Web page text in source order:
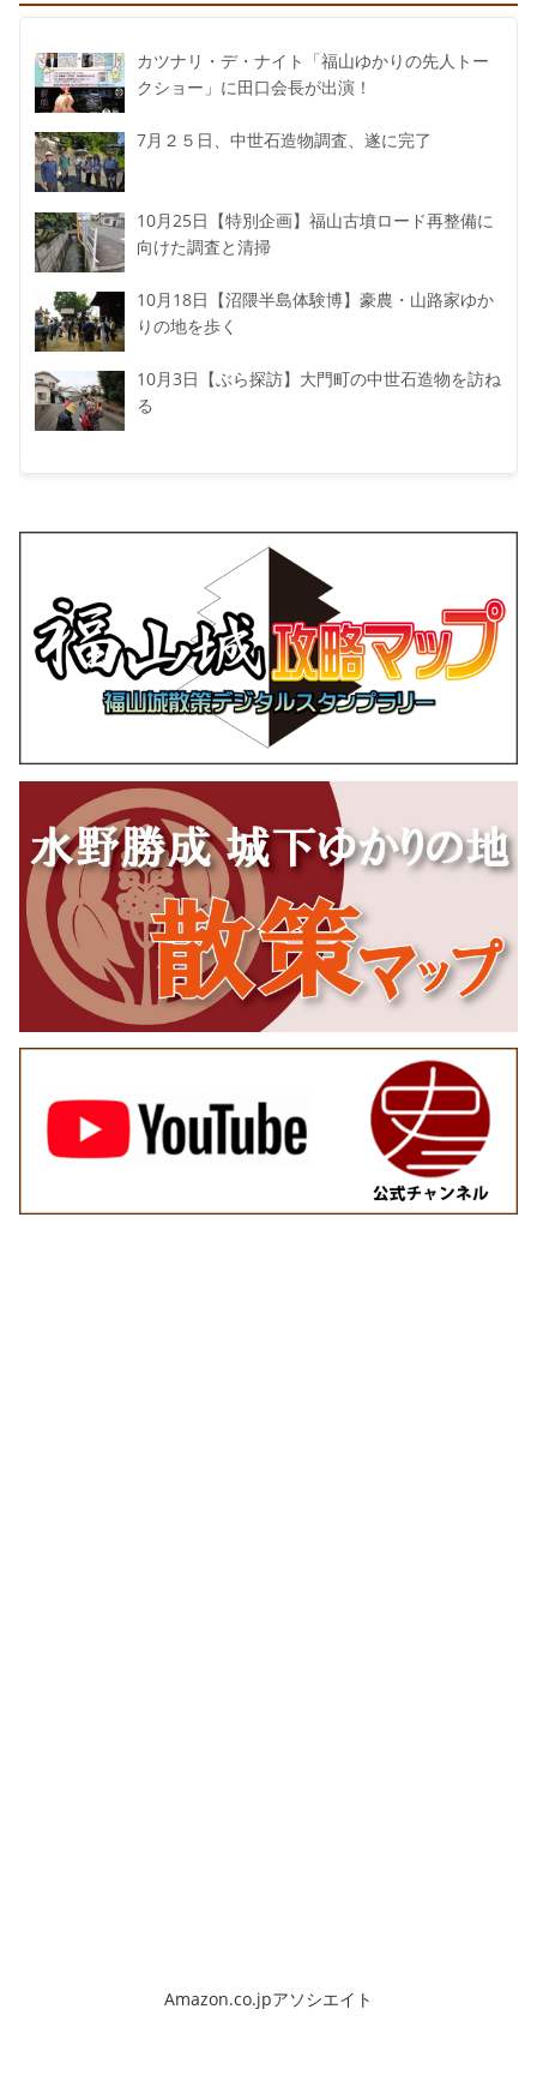
カツナリ・デ・ナイト「福山ゆかりの先人トー
クショー」に田口会長が出演！
7月２５日、中世石造物調査、遂に完了
10月25日【特別企画】福山古墳ロード再整備に
向けた調査と清掃
10月18日【沼隈半島体験博】豪農・山路家ゆか
りの地を歩く
10月3日【ぶら探訪】大門町の中世石造物を訪ね
る
Amazon.co.jpアソシエイト